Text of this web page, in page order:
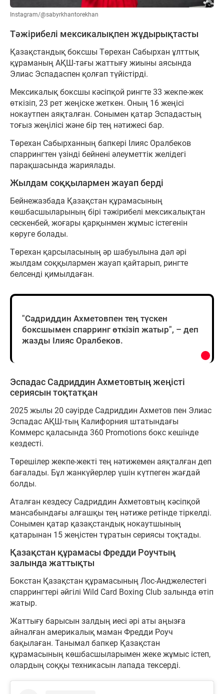
Instagram/@sabyrkhantorekhan
Тәжірибелі мексикалықпен жұдырықтасты
Қазақстандық боксшы Төрехан Сабырхан ұлттық
құраманың АҚШ-тағы жаттығу жиыны аясында
Элиас Эспадаспен қолғап түйістірді.
Мексикалық боксшы кәсіпқой рингте 33 жекпе-жек
өткізіп, 23 рет жеңіске жеткен. Оның 16 жеңісі
нокаутпен аяқталған. Сонымен қатар Эспадастың
тоғыз жеңілісі және бір тең нәтижесі бар.
Төрехан Сабырханның бапкері Ілияс Оралбеков
спаррингтен үзінді бейнені әлеуметтік желідегі
парақшасында жариялады.
Жылдам соққылармен жауап берді
Бейнежазбада Қазақстан құрамасының
көшбасшыларының бірі тәжірибелі мексикалықтан
сескенбей, жоғары қарқынмен жұмыс істегенін
көруге болады.
Төрехан қарсыласының әр шабуылына дәл әрі
жылдам соққылармен жауап қайтарып, рингте
белсенді қимылдаған.
"Садриддин Ахметовпен тең түскен
боксшымен спарринг өткізіп жатыр", – деп
жазды Ілияс Оралбеков.
Эспадас Садриддин Ахметовтың жеңісті
сериясын тоқтатқан
2025 жылы 20 сәуірде Садриддин Ахметов пен Элиас
Эспадас АҚШ-тың Калифорния штатындағы
Коммерс қаласында 360 Promotions бокс кешінде
кездесті.
Төрешілер жекпе-жекті тең нәтижемен аяқталған деп
бағалады. Бұл жанкүйерлер үшін күтпеген жағдай
болды.
Аталған кездесу Садриддин Ахметовтың кәсіпқой
мансабындағы алғашқы тең нәтиже ретінде тіркелді.
Сонымен қатар қазақстандық нокаутшының
қатарынан 15 жеңістен тұратын сериясы тоқтады.
Қазақстан құрамасы Фредди Роучтың
залында жаттықты
Бокстан Қазақстан құрамасының Лос-Анджелестегі
спаррингтері әйгілі Wild Card Boxing Club залында өтіп
жатыр.
Жаттығу барысын залдың иесі әрі аты аңызға
айналған америкалық маман Фредди Роуч
бақылаған. Танымал бапкер Қазақстан
құрамасының көшбасшыларымен жеке жұмыс істеп,
олардың соққы техникасын лапада тексерді.